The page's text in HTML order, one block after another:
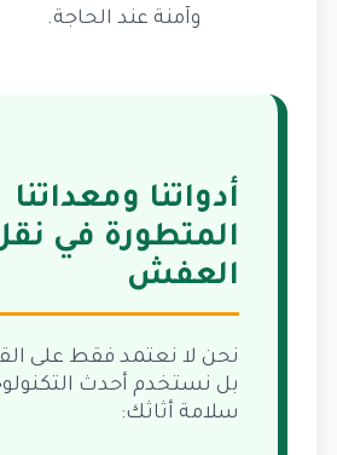
وآمنة عند الحاجة.
أدواتنا ومعداتنا
المتطورة في
العفش
نحن لا نعتمد فقط على
بل نستخدم أحدث
سلامة أثاثك: